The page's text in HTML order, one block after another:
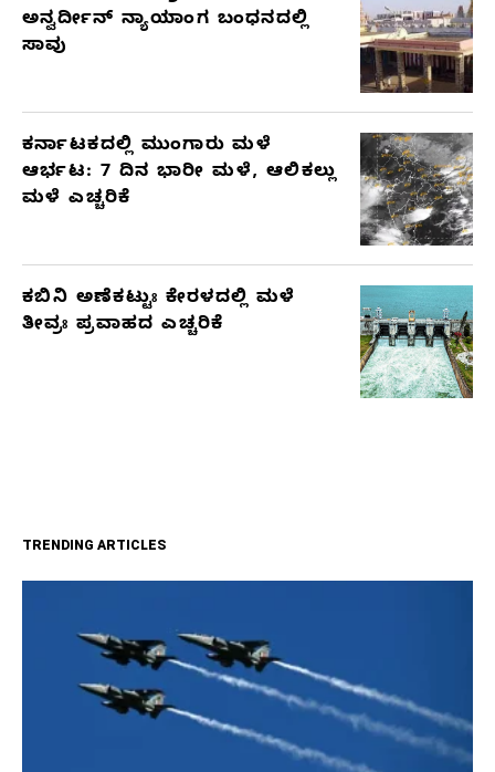
ಅನ್ವರ್ದೀನ್ ನ್ಯಾಯಾಂಗ ಬಂಧನದಲ್ಲಿ
ಸಾವು
ಕರ್ನಾಟಕದಲ್ಲಿ ಮುಂಗಾರು ಮಳೆ
ಆರ್ಭಟ: 7 ದಿನ ಭಾರೀ ಮಳೆ, ಆಲಿಕಲ್ಲು
ಮಳೆ ಎಚ್ಚರಿಕೆ
ಕಬಿನಿ ಅಣೆಕಟ್ಟುಃ ಕೇರಳದಲ್ಲಿ ಮಳೆ
ತೀವ್ರಃ ಪ್ರವಾಹದ ಎಚ್ಚರಿಕೆ
TRENDING ARTICLES